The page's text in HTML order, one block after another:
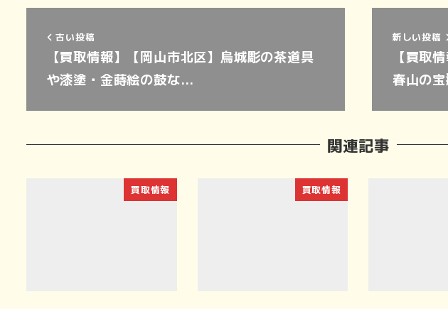
古い投稿
【買取情報】【岡山市北区】烏城彫の茶道具
や漆塗・金蒔絵の鼓な…
新しい投稿
【買取
春山の
関連記事
買取情報 買取情報